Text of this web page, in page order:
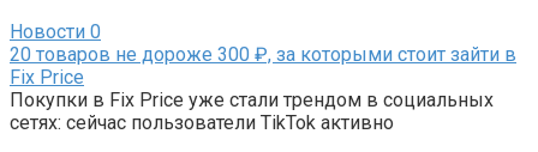
Новости 0
20 товаров не дороже 300 ₽, за которыми стоит зайти в
Fix Price
Покупки в Fix Price уже стали трендом в социальных
сетях: сейчас пользователи TikTok активно